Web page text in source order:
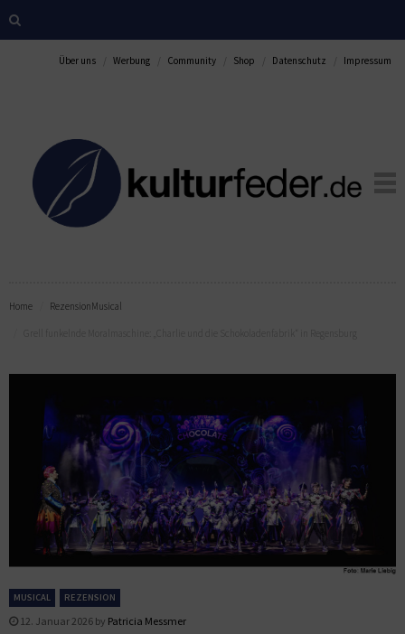
Über uns Werbung Community Shop Datenschutz Impressum
Home RezensionMusical
MUSICAL REZENSION
12. Januar 2026 by Patricia Messmer